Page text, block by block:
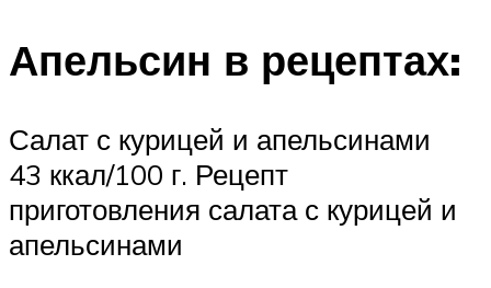
Апельсин в рецептах:
Салат с курицей и апельсинами
43 ккал/100 г. Рецепт
приготовления салата с курицей и
апельсинами